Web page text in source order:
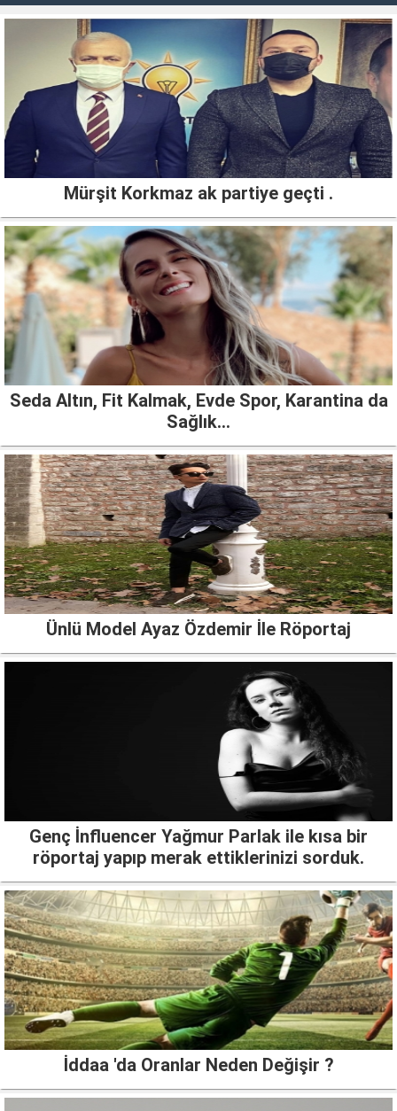
Mürşit Korkmaz ak partiye geçti .
Seda Altın, Fit Kalmak, Evde Spor, Karantina da
Sağlık…
Ünlü Model Ayaz Özdemir İle Röportaj
Genç İnfluencer Yağmur Parlak ile kısa bir
röportaj yapıp merak ettiklerinizi sorduk.
İddaa 'da Oranlar Neden Değişir ?